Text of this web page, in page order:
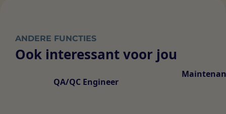
ANDERE FUNCTIES
Ook interessant voor jou
QA/QC Engineer